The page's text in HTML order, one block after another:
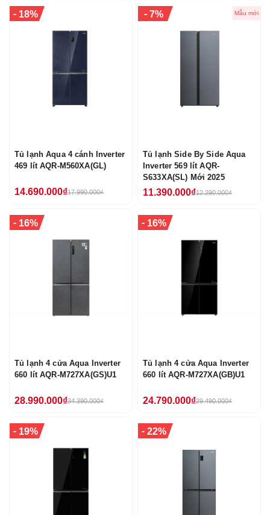
-18%
Tủ lạnh Aqua 4 cánh Inverter
469 lít AQR-M560XA(GL)
14.690.000₫17.990.000₫
- 7% Mẫu mới
Tủ lạnh Side By Side Aqua
Inverter 569 lít AQR-
S633XA(SL) Mới 2025
11.390.000₫12.290.000₫
-16%
Tủ lạnh 4 cửa Aqua Inverter
660 lít AQR-M727XA(GS)U1
28.990.000₫34.390.000₫
-16%
Tủ lạnh 4 cửa Aqua Inverter
660 lít AQR-M727XA(GB)U1
24.790.000₫29.490.000₫
-19% -22%